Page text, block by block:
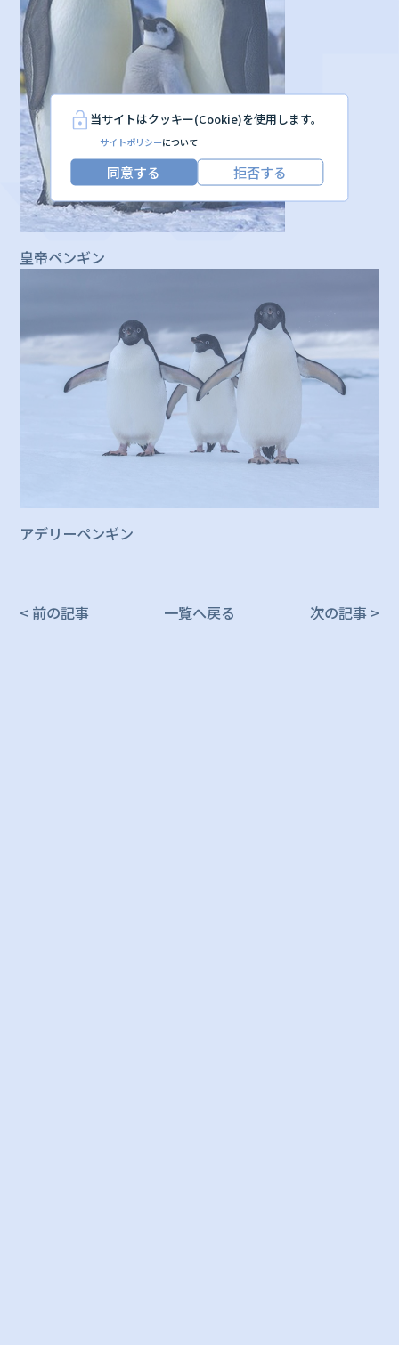
当サイトはクッキー(Cookie)を使用します。
サイトポリシーについて
同意する 拒否する
皇帝ペンギン
アデリーペンギン
< 前の記事 一覧へ戻る 次の記事 >